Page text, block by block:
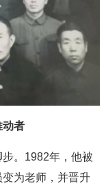
动者
。1982年，他被
为老师，并晋升